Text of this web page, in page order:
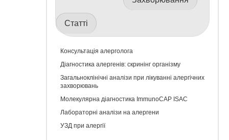
печінки, пресотерапія, дієтотерапія та інші
процедури. Ефект: порятунок від 5 кг вже
після першого етапу, покращення настрою,
вихід каменю з жовчного. В аналізах
пішла набряклість. Порада від Надії
Григорівни: "Якщо Ви любите себе,
займіться чисткою свого організму!"
Статті
Консультація алерголога
Діагностика алергенів: скринінг організму
Загальноклінічні аналізи при лікуванні алергічних
захворювань
Молекулярна діагностика ImmunoCAP ISAC
Лабораторні аналізи на алергени
УЗД при алергії